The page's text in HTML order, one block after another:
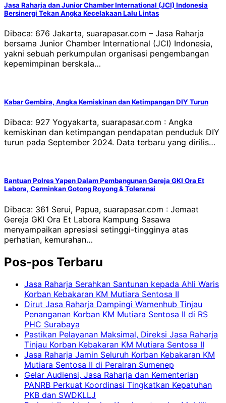
Jasa Raharja dan Junior Chamber International (JCI) Indonesia
Bersinergi Tekan Angka Kecelakaan Lalu Lintas
Dibaca: 676 Jakarta, suarapasar.com – Jasa Raharja
bersama Junior Chamber International (JCI) Indonesia,
yakni sebuah perkumpulan organisasi pengembangan
kepemimpinan berskala…
Kabar Gembira, Angka Kemiskinan dan Ketimpangan DIY Turun
Dibaca: 927 Yogyakarta, suarapasar.com : Angka
kemiskinan dan ketimpangan pendapatan penduduk DIY
turun pada September 2024. Data terbaru yang dirilis…
Bantuan Polres Yapen Dalam Pembangunan Gereja GKI Ora Et
Labora, Cerminkan Gotong Royong & Toleransi
Dibaca: 361 Serui, Papua, suarapasar.com : Jemaat
Gereja GKI Ora Et Labora Kampung Sasawa
menyampaikan apresiasi setinggi-tingginya atas
perhatian, kemurahan…
Pos-pos Terbaru
Jasa Raharja Serahkan Santunan kepada Ahli Waris
Korban Kebakaran KM Mutiara Sentosa II
Dirut Jasa Raharja Dampingi Wamenhub Tinjau
Penanganan Korban KM Mutiara Sentosa II di RS
PHC Surabaya
Pastikan Pelayanan Maksimal, Direksi Jasa Raharja
Tinjau Korban Kebakaran KM Mutiara Sentosa II
Jasa Raharja Jamin Seluruh Korban Kebakaran KM
Mutiara Sentosa II di Perairan Sumenep
Gelar Audiensi, Jasa Raharja dan Kementerian
PANRB Perkuat Koordinasi Tingkatkan Kepatuhan
PKB dan SWDKLLJ